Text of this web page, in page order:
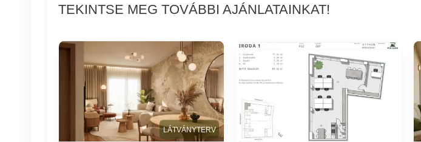
TEKINTSE MEG TOVÁBBI AJÁNLATAINKAT!
LÁTVÁNYTERV